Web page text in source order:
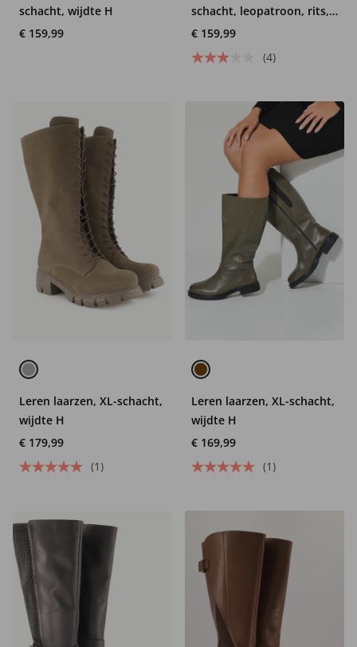
schacht, wijdte H
€ 159,99
schacht, leopatroon, rits,
wijdte H
€ 159,99
(4)
Leren laarzen, XL-schacht,
wijdte H
€ 179,99
(1)
Leren laarzen, XL-schacht,
wijdte H
€ 169,99
(1)